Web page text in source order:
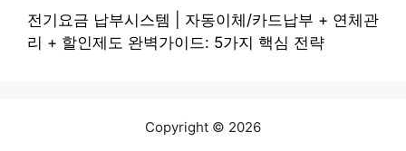
전기요금 납부시스템 | 자동이체/카드납부 + 연체관
리 + 할인제도 완벽가이드: 5가지 핵심 전략
Copyright © 2026